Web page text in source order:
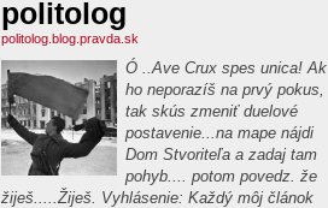
politolog
politolog.blog.pravda.sk
Ó ..Ave Crux spes unica! Ak
ho neporazíš na prvý pokus,
tak skús zmeniť duelové
postavenie...na mape nájdi
Dom Stvoriteľa a zadaj tam
pohyb.... potom povedz. že
žiješ.....Žiješ. Vyhlásenie: Každý môj článok